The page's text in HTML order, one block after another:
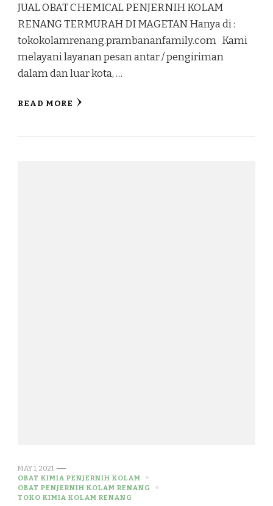
JUAL OBAT CHEMICAL PENJERNIH KOLAM
RENANG TERMURAH DI MAGETAN Hanya di :
tokokolamrenang.prambananfamily.com Kami
melayani layanan pesan antar / pengiriman
dalam dan luar kota, …
READ MORE
MAY 1, 2021
OBAT KIMIA PENJERNIH KOLAM
OBAT PENJERNIH KOLAM RENANG
TOKO KIMIA KOLAM RENANG